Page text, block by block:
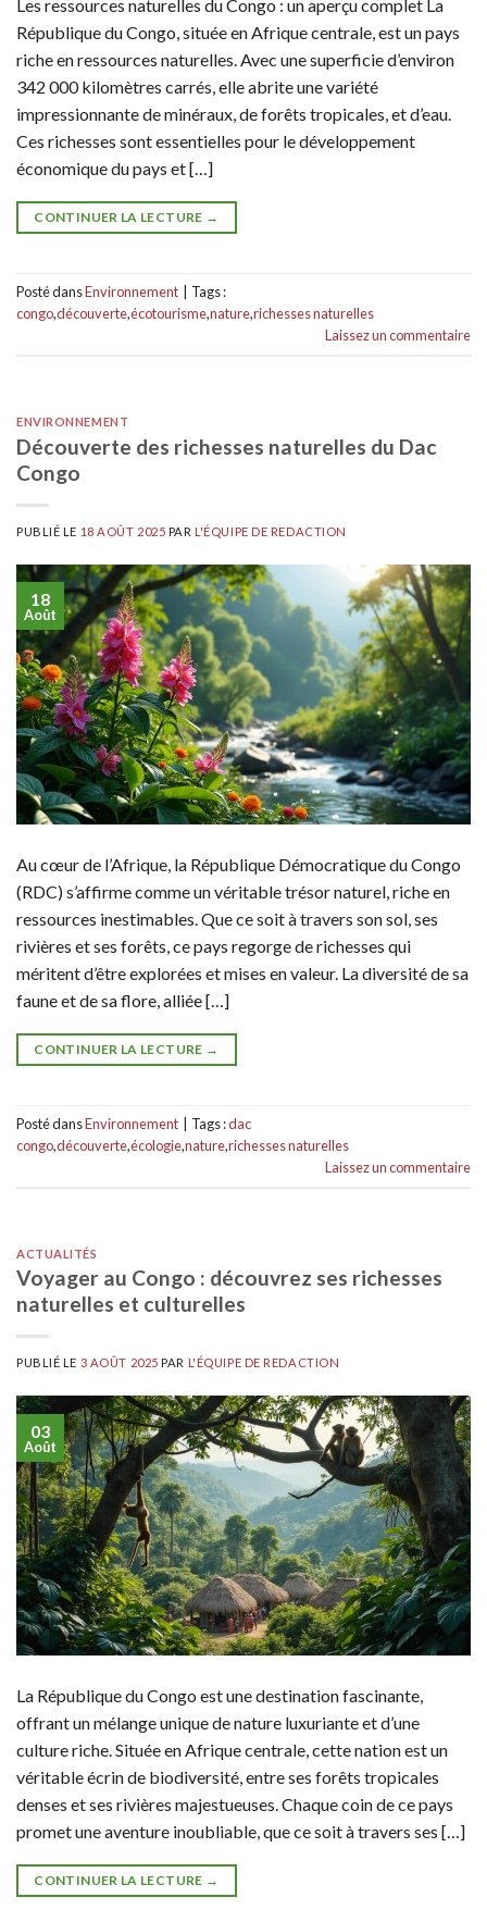
Les ressources naturelles du Congo : un aperçu complet La
République du Congo, située en Afrique centrale, est un pays
riche en ressources naturelles. Avec une superficie d’environ
342 000 kilomètres carrés, elle abrite une variété
impressionnante de minéraux, de forêts tropicales, et d’eau.
Ces richesses sont essentielles pour le développement
économique du pays et […]
CONTINUER LA LECTURE →
Posté dansEnvironnement
Tags :
congo,découverte,écotourisme,nature,richesses naturelles
Laissez un commentaire
ENVIRONNEMENT
Découverte des richesses naturelles du Dac
Congo
PUBLIÉ LE 18 AOÛT 2025 PARL'ÉQUIPE DE REDACTION
18
Août
Au cœur de l’Afrique, la République Démocratique du Congo
(RDC) s’affirme comme un véritable trésor naturel, riche en
ressources inestimables. Que ce soit à travers son sol, ses
rivières et ses forêts, ce pays regorge de richesses qui
méritent d’être explorées et mises en valeur. La diversité de sa
faune et de sa flore, alliée […]
CONTINUER LA LECTURE →
Posté dansEnvironnement Tags :dac
congo,découverte,écologie,nature,richesses naturelles
Laissez un commentaire
ACTUALITÉS
Voyager au Congo : découvrez ses richesses
naturelles et culturelles
PUBLIÉ LE 3 AOÛT 2025 PAR L'ÉQUIPE DE REDACTION
03
Août
La République du Congo est une destination fascinante,
offrant un mélange unique de nature luxuriante et d’une
culture riche. Située en Afrique centrale, cette nation est un
véritable écrin de biodiversité, entre ses forêts tropicales
denses et ses rivières majestueuses. Chaque coin de ce pays
promet une aventure inoubliable, que ce soit à travers ses […]
CONTINUER LA LECTURE →